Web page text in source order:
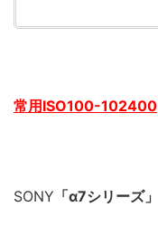
常用ISO100-102400
SONY 「α7シリーズ」